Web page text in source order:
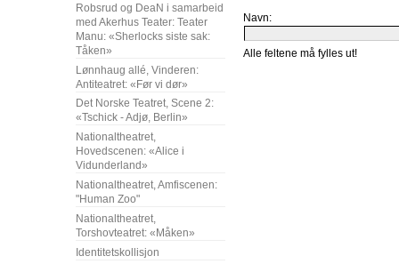
Robsrud og DeaN i samarbeid
med Akerhus Teater: Teater
Manu: «Sherlocks siste sak:
Tåken»
Lønnhaug allé, Vinderen:
Antiteatret: «Før vi dør»
Det Norske Teatret, Scene 2:
«Tschick - Adjø, Berlin»
Nationaltheatret,
Hovedscenen: «Alice i
Vidunderland»
Nationaltheatret, Amfiscenen:
"Human Zoo"
Nationaltheatret,
Torshovteatret: «Måken»
Identitetskollisjon
Navn:
Alle feltene må fylles ut!